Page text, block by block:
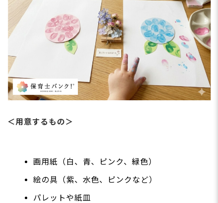
＜用意するもの＞
画用紙（白、青、ピンク、緑色）
絵の具（紫、水色、ピンクなど）
パレットや紙皿